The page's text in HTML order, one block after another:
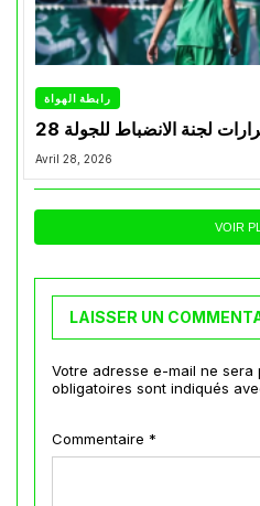
رابطة الهواة
لجنة الانضباط للجولة 28
Avril 28, 2026
VOIR
LAISSER UN
Votre adresse e-mail ne sera
obligatoires sont indiqués
Commentaire *